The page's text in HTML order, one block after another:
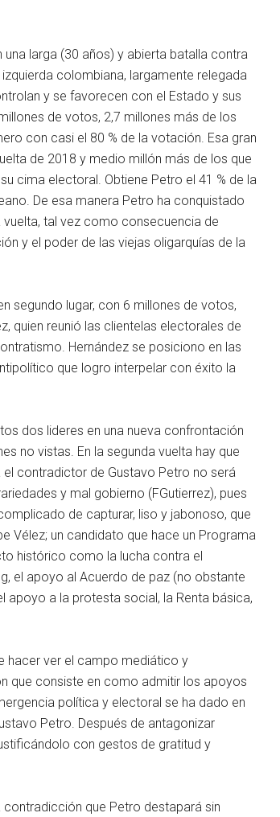
larga (30 años) y abierta batalla contra
colombiana, largamente relegada
y se favorecen con el Estado y sus
de votos, 2,7 millones más de los
con casi el 80 % de la votación. Esa gran
de 2018 y medio millón más de los que
cima electoral. Obtiene Petro el 41 % de la
De esa manera Petro ha conquistado
tal vez como consecuencia de
y el poder de las viejas oligarquías de la
segundo lugar, con 6 millones de votos,
quien reunió las clientelas electorales de
Hernández se posiciono en las
que logro interpelar con éxito la
dos lideres en una nueva confrontación
no vistas. En la segunda vuelta hay que
contradictor de Gustavo Petro no será
y mal gobierno (FGutierrez), pues
de capturar, liso y jabonoso, que
Vélez; un candidato que hace un Programa
histórico como la lucha contra el
el apoyo al Acuerdo de paz (no obstante
apoyo a la protesta social, la Renta básica,
hacer ver el campo mediático y
que consiste en como admitir los apoyos
política y electoral se ha dado en
Petro. Después de antagonizar
con gestos de gratitud y
que Petro destapará sin